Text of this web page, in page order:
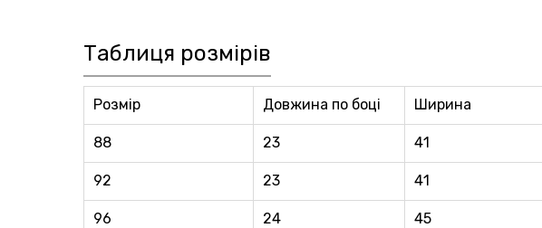
Таблиця розмірів
Розмір Довжина по боці Ширина
88 23 41
92 23 41
96 24 45